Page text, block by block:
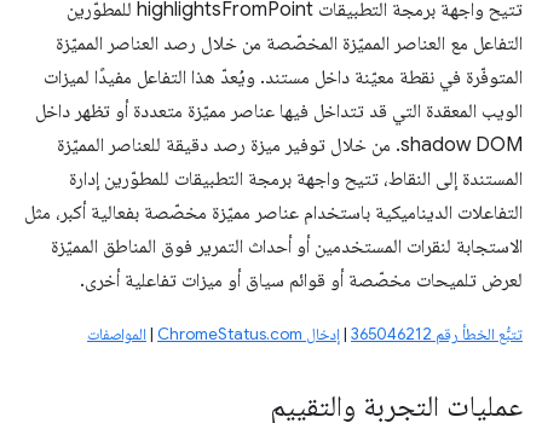
تتيح واجهة برمجة التطبيقات highlightsFromPoint للمطوّرين
التفاعل مع العناصر المميّزة المخصّصة من خلال رصد العناصر المميّزة
المتوفّرة في نقطة معيّنة داخل مستند. ويُعدّ هذا التفاعل مفيدًا لميزات
الويب المعقدة التي قد تتداخل فيها عناصر مميّزة متعددة أو تظهر داخل
shadow DOM. من خلال توفير ميزة رصد دقيقة للعناصر المميّزة
المستندة إلى النقاط، تتيح واجهة برمجة التطبيقات للمطوّرين إدارة
التفاعلات الديناميكية باستخدام عناصر مميّزة مخصّصة بفعالية أكبر، مثل
الاستجابة لنقرات المستخدمين أو أحداث التمرير فوق المناطق المميّزة
لعرض تلميحات مخصّصة أو قوائم سياق أو ميزات تفاعلية أخرى.
تتبُّع الخطأ رقم 365046212 |إدخال ChromeStatus.com |المواصفات
عمليات التجربة والتقييم